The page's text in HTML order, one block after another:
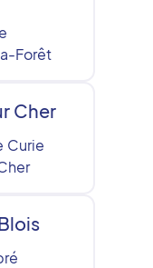
Forêt
Cher
Curie